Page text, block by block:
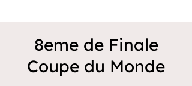
8eme de Finale
Coupe du Monde